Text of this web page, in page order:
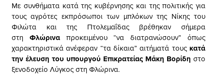
Με συνθήματα κατά της κυβέρνησης και της πολιτικής για
τους αγρότες εκπρόσωποι των μπλόκων της Νίκης του
Φιλώτα και της Πτολεμαΐδας βρέθηκαν σήμερα
στη Φλώρινα προκειμένου “να διατρανώσουν” όπως
χαρακτηριστικά ανέφεραν “τα δίκαια” αιτήματά τους κατά
την έλευση του υπουργού Επικρατείας Μάκη Βορίδη στο
ξενοδοχείο Λύγκος στη Φλώρινα.